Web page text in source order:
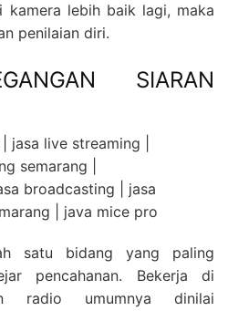
kamera lebih baik lagi, maka
penilaian diri.
SIARAN
satu bidang yang paling
pencahanan. Bekerja di
radio umumnya dinilai